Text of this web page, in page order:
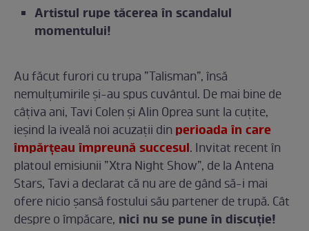
Artistul rupe tăcerea în scandalul
momentului!
Au făcut furori cu trupa ”Talisman”, însă
nemulțumirile și-au spus cuvântul. De mai bine de
câțiva ani, Tavi Colen și Alin Oprea sunt la cuțite,
ieșind la iveală noi acuzații din perioada în care
împărțeau împreună succesul. Invitat recent în
platoul emisiunii ”Xtra Night Show”, de la Antena
Stars, Tavi a declarat că nu are de gând să-i mai
ofere nicio șansă fostului său partener de trupă. Cât
despre o împăcare, nici nu se pune în discuție!